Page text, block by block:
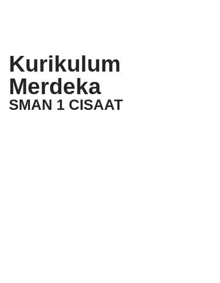
Kurikulum
Merdeka
SMAN 1 CISAAT